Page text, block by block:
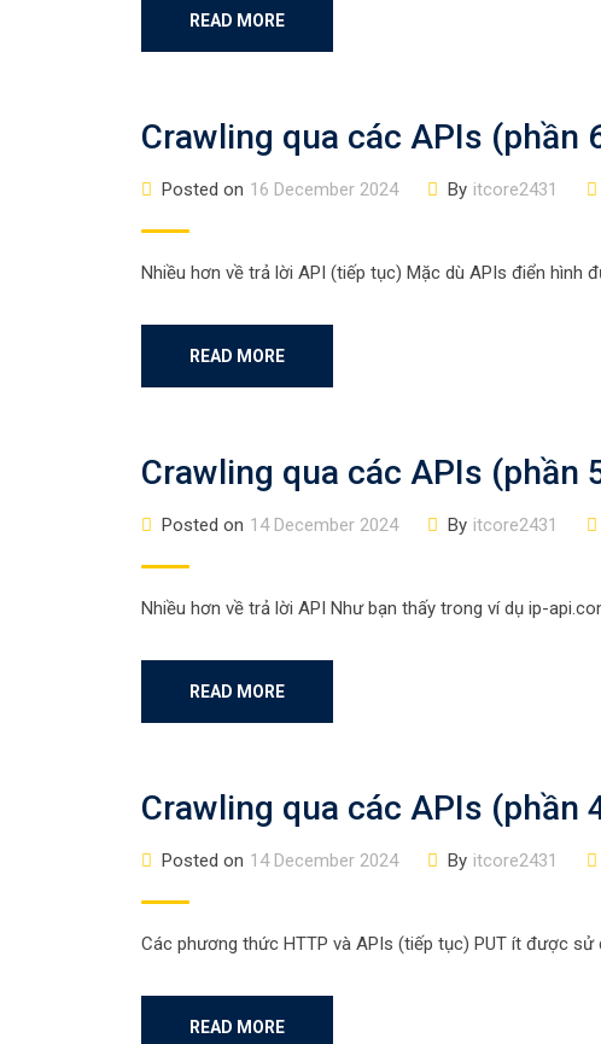
READ MORE
Crawling qua các APIs (phần
Posted on 16 December 2024 By itcore2431
Nhiều hơn về trả lời API (tiếp tục) Mặc dù APIs điển hình
READ MORE
Crawling qua các APIs (phần
Posted on 14 December 2024 By itcore2431
Nhiều hơn về trả lời API Như bạn thấy trong ví dụ ip-
READ MORE
Crawling qua các APIs (phần
Posted on 14 December 2024 By itcore2431
Các phương thức HTTP và APIs (tiếp tục) PUT ít được
READ MORE